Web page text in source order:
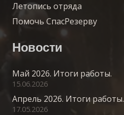
Летопись отряда
Помочь СпасРезерву
Новости
Май 2026. Итоги работы.
15.06.2026
Апрель 2026. Итоги работы.
17.05.2026